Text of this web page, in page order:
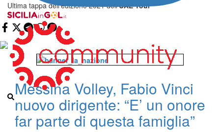
Ultima tappa dell’edizione 2021 dell’UAE Tour
Messina Volley, Fabio Vinci
nuovo dirigente: “E’ un onore
far parte di questa famiglia”